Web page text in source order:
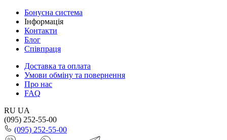
Бонусна система
Інформація
Контакти
Блог
Співпраця
Доставка та оплата
Умови обміну та повернення
Про нас
FAQ
RU UA
(095) 252-55-00
(095) 252-55-00